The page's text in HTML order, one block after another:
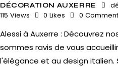
DÉCORATION AUXERRE
115 Views 0 Likes 0
Alessi à Auxerre : Découvrez
sommes ravis de vous
l'élégance et au design italien.